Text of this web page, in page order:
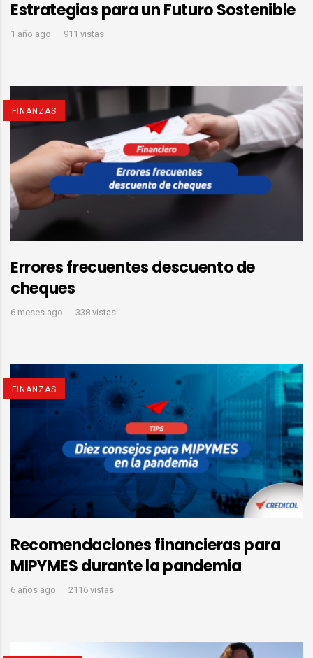
Estrategias para un Futuro Sostenible
1 año ago 911 vistas
FINANZAS
Errores frecuentes descuento de
cheques
6 meses ago 338 vistas
FINANZAS
Recomendaciones financieras para
MIPYMES durante la pandemia
6 años ago 2116 vistas